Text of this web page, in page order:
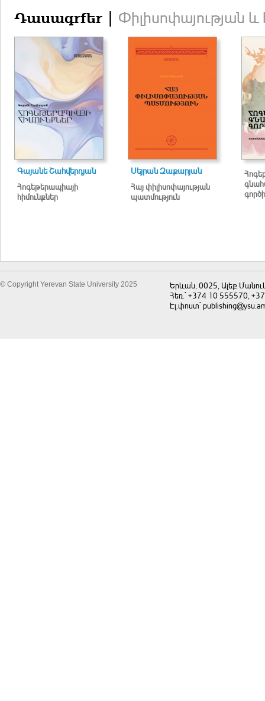
Դասագրքեր | Փիլիսոփայության
Գայանե Շահվերդյան
Հոգեթերապիայի
հիմունքներ
Սեյրան Զաքարյան
Հայ փիլիսոփայության
պատմություն
© Copyright Yerevan State University 2025
Երևան, 0025, Ալեք
Հեռ.` +374 10 555570,
Էլ.փոստ`